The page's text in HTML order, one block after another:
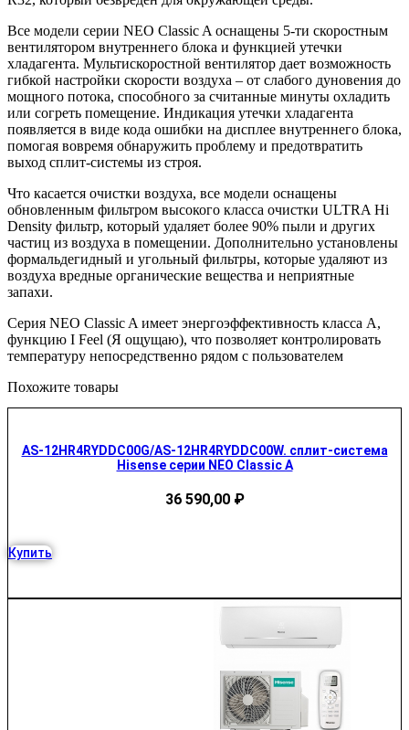
Все модели серии NEO Classic A оснащены 5-ти скоростным
вентилятором внутреннего блока и функцией утечки
хладагента. Мультискоростной вентилятор дает возможность
гибкой настройки скорости воздуха – от слабого дуновения до
мощного потока, способного за считанные минуты охладить
или согреть помещение. Индикация утечки хладагента
появляется в виде кода ошибки на дисплее внутреннего блока,
помогая вовремя обнаружить проблему и предотвратить
выход сплит-системы из строя.
Что касается очистки воздуха, все модели оснащены
обновленным фильтром высокого класса очистки ULTRA Hi
Density фильтр, который удаляет более 90% пыли и других
частиц из воздуха в помещении. Дополнительно установлены
формальдегидный и угольный фильтры, которые удаляют из
воздуха вредные органические вещества и неприятные
запахи.
Серия NEO Classic A имеет энергоэффективность класса А,
функцию I Feel (Я ощущаю), что позволяет контролировать
температуру непосредственно рядом с пользователем
Похожите товары
AS-12HR4RYDDC00G/AS-12HR4RYDDC00W. сплит-система
Hisense серии NEO Classic A
36 590,00 ₽
Купить